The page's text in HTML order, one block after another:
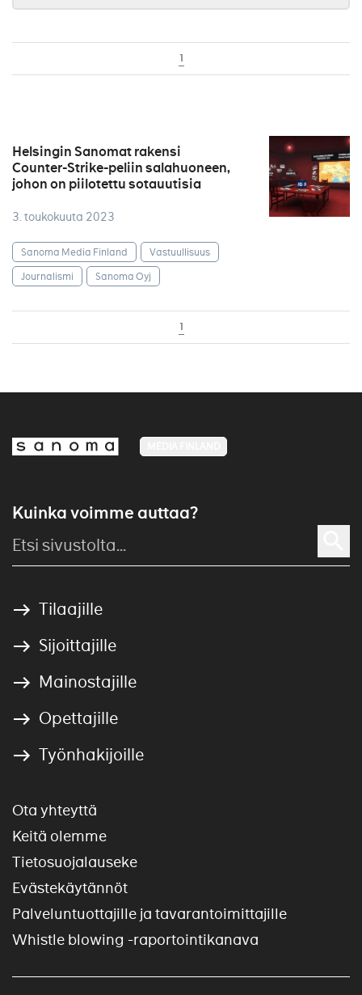
1
Helsingin Sanomat rakensi
Counter-Strike-peliin salahuoneen,
johon on piilotettu sotauutisia
3. toukokuuta 2023
Sanoma Media Finland
Vastuullisuus
Journalismi
Sanoma Oyj
1
Kuinka voimme auttaa?
Tilaajille
Sijoittajille
Mainostajille
Opettajille
Työnhakijoille
Ota yhteyttä
Keitä olemme
Tietosuojalauseke
Evästekäytännöt
Palveluntuottajille ja tavarantoimittajille
Whistle blowing -raportointikanava